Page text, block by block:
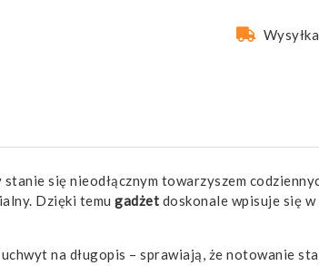
się nieodłącznym towarzyszem
Dzięki temu gadżet doskonale wpisuje się
na długopis – sprawiają, że notowanie